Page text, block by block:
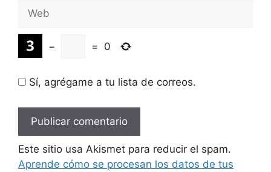
− = 0
Sí, agrégame a tu lista de correos.
Este sitio usa Akismet para reducir el spam.
Aprende cómo se procesan los datos de tus